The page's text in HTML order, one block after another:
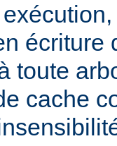
écriture
toute
cache